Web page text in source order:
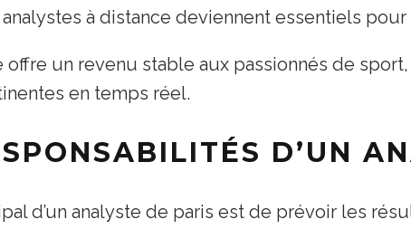
à distance deviennent essentiels
offre un revenu stable aux passionnés de
en temps réel.
D’UN
d’un analyste de paris est de prévoir les